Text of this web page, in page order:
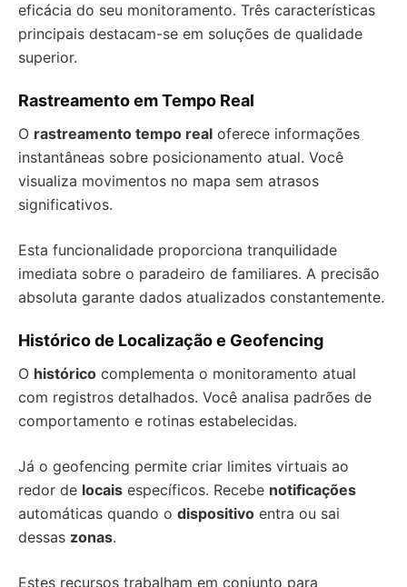
eficácia do seu monitoramento. Três características
principais destacam-se em soluções de qualidade
superior.
Rastreamento em Tempo Real
O rastreamento tempo real oferece informações
instantâneas sobre posicionamento atual. Você
visualiza movimentos no mapa sem atrasos
significativos.
Esta funcionalidade proporciona tranquilidade
imediata sobre o paradeiro de familiares. A precisão
absoluta garante dados atualizados constantemente.
Histórico de Localização e Geofencing
O histórico complementa o monitoramento atual
com registros detalhados. Você analisa padrões de
comportamento e rotinas estabelecidas.
Já o geofencing permite criar limites virtuais ao
redor de locais específicos. Recebe notificações
automáticas quando o dispositivo entra ou sai
dessas zonas.
Estes recursos trabalham em conjunto para